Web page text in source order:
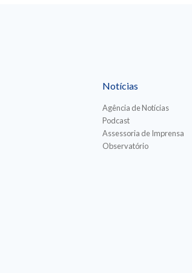
Notícias
Agência de Notícias
Podcast
Assessoria de Imprensa
Observatório